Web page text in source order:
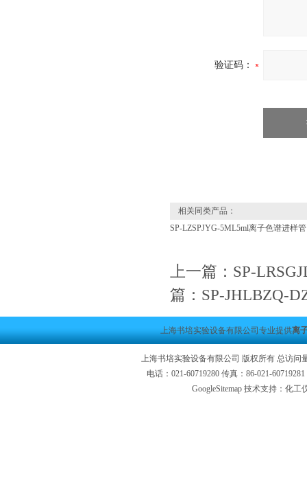
验证码：
相关同类产品：
SP-LZSPJYG-5ML5ml离子色谱进样
上一篇： SP-
篇： SP-JHLBZQ-
上海书培实验设备有限公司专业提供离
上海书培实验设备有限公司 版权所有 总访问
电话：021-60719280 传真：86-021-
GoogleSitemap 技术支持：化工